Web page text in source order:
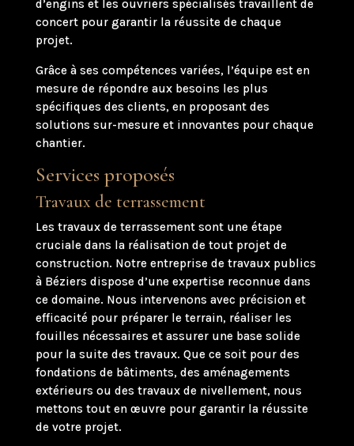
d’engins et les ouvriers spécialisés travaillent de
concert pour garantir la réussite de chaque
projet.
Grâce à ses compétences variées, l’équipe est en
mesure de répondre aux besoins les plus
spécifiques des clients, en proposant des
solutions sur-mesure et innovantes pour chaque
chantier.
Services proposés
Travaux de terrassement
Les travaux de terrassement sont une étape
cruciale dans la réalisation de tout projet de
construction. Notre entreprise de travaux publics
à Béziers dispose d’une expertise reconnue dans
ce domaine. Nous intervenons avec précision et
efficacité pour préparer le terrain, réaliser les
fouilles nécessaires et assurer une base solide
pour la suite des travaux. Que ce soit pour des
fondations de bâtiments, des aménagements
extérieurs ou des travaux de nivellement, nous
mettons tout en œuvre pour garantir la réussite
de votre projet.